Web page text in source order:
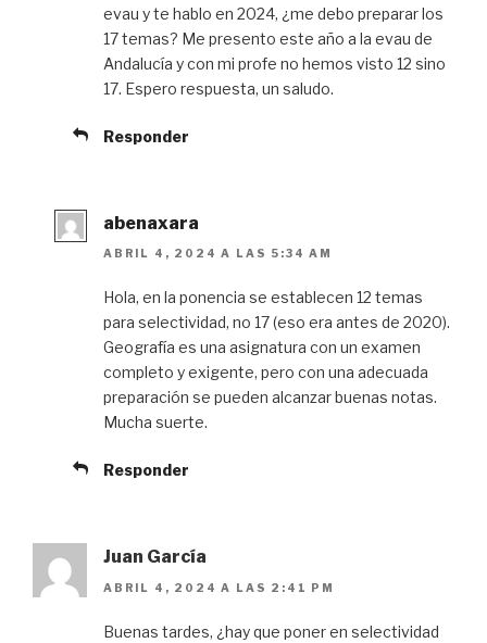
evau y te hablo en 2024, ¿me debo preparar los
17 temas? Me presento este año a la evau de
Andalucía y con mi profe no hemos visto 12 sino
17. Espero respuesta, un saludo.
Responder
abenaxara
ABRIL 4, 2024 A LAS 5:34 AM
Hola, en la ponencia se establecen 12 temas
para selectividad, no 17 (eso era antes de 2020).
Geografía es una asignatura con un examen
completo y exigente, pero con una adecuada
preparación se pueden alcanzar buenas notas.
Mucha suerte.
Responder
Juan García
ABRIL 4, 2024 A LAS 2:41 PM
Buenas tardes, ¿hay que poner en selectividad